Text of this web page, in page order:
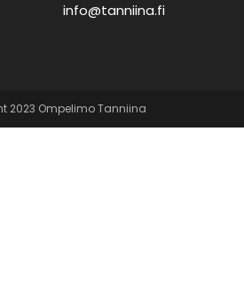
info@tanniina.fi
2023 Ompelimo Tanniina